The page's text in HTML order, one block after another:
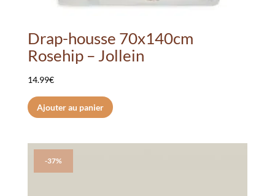
Drap-housse 70x140cm
Rosehip – Jollein
14.99€
Ajouter au panier
-37%